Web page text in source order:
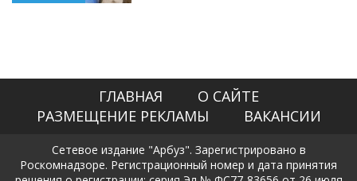
ГЛАВНАЯ
О САЙТЕ
РАЗМЕЩЕНИЕ РЕКЛАМЫ
ВАКАНСИИ
Сетевое издание "Арбуз". Зарегистрировано в
Роскомнадзоре. Регистрационный номер и дата принятия